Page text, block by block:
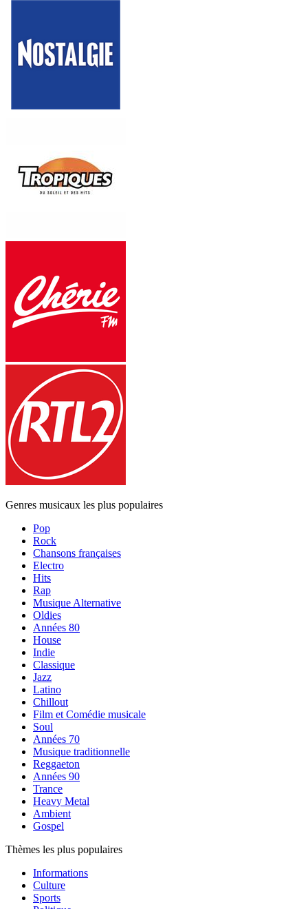
Genres musicaux les plus populaires
Pop
Rock
Chansons françaises
Electro
Hits
Rap
Musique Alternative
Oldies
Années 80
House
Indie
Classique
Jazz
Latino
Chillout
Film et Comédie musicale
Soul
Années 70
Musique traditionnelle
Reggaeton
Années 90
Trance
Heavy Metal
Ambient
Gospel
Thèmes les plus populaires
Informations
Culture
Sports